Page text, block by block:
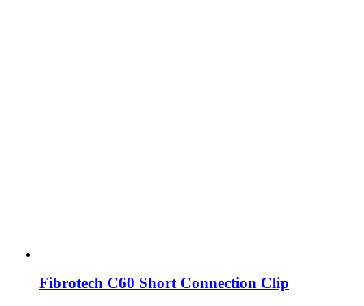
Fibrotech C60 Short Connection Clip